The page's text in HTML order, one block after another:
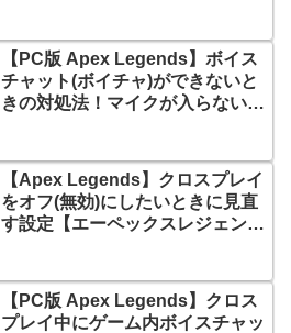
【PC版 Apex Legends】ボイス
チャット(ボイチャ)ができないと
きの対処法！マイクが入らないと
【Apex Legends】クロスプレイ
をオフ(無効)にしたいときに見直
す設定【エーペックスレジェン
【PC版 Apex Legends】クロス
プレイ中にゲーム内ボイスチャッ